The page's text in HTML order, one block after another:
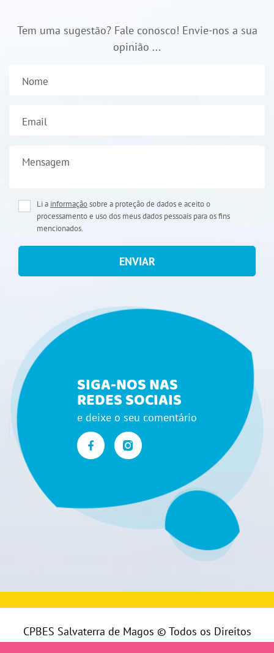
Tem uma sugestão? Fale conosco! Envie-nos a sua
opinião ...
Nome
Email
Mensagem
Li a informaçãosobre a proteção de dados e aceito o
processamento e uso dos meus dados pessoais para os fins
mencionados.
ENVIAR
SIGA-NOS NAS
REDES SOCIAIS
e deixe o seu comentário
CPBES Salvaterra de Magos © Todos os Direitos